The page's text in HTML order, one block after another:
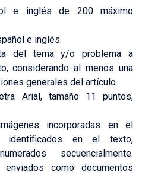
e inglés de 200 máximo
e inglés.
del tema y/o problema a
considerando al menos una
generales del artículo.
Arial, tamaño 11 puntos,
incorporadas en el
identificados en el texto,
secuencialmente.
como documentos